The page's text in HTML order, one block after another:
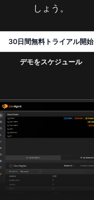
しょう。
30日間無料トライアル開始
デモをスケジュール